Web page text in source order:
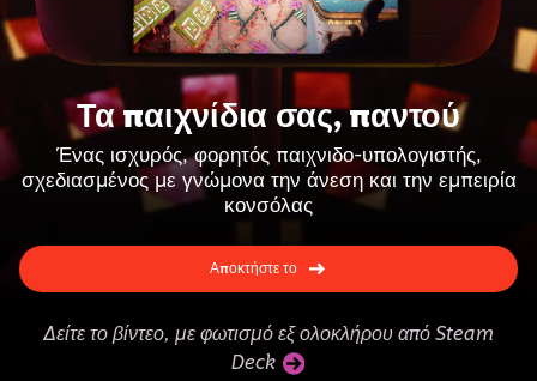
Λογισμικό
Deck Verified
Τεχνικές προδιαγραφές
Αγοράστε το τώρα
Τα παιχνίδια σας, παντού
Ένας ισχυρός, φορητός παιχνιδο-υπολογιστής,
σχεδιασμένος με γνώμονα την άνεση και την εμπειρία
κονσόλας
Αποκτήστε το
Δείτε το βίντεο, με φωτισμό εξ ολοκλήρου από Steam
Deck